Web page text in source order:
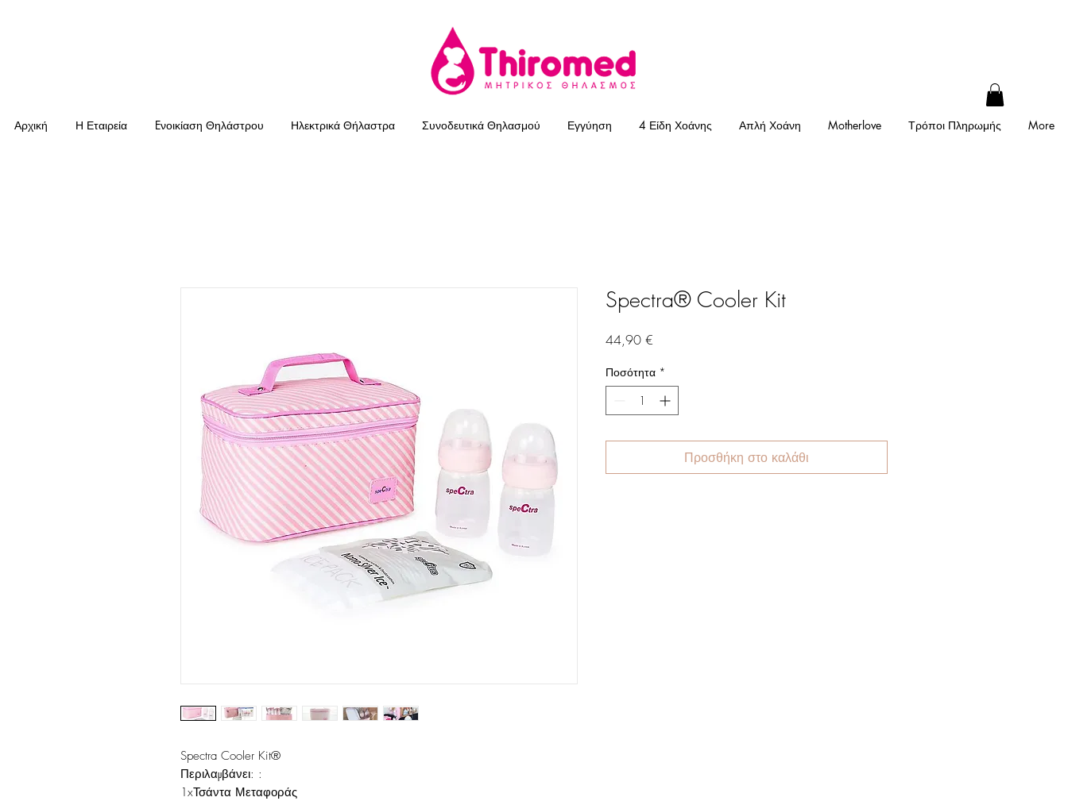
Αρχική Η Εταιρεία Eνοικίαση Θηλάστρου Ηλεκτρικά Θήλαστρα Συνοδευτικά Θηλασμού Εγγύηση 4 Είδη Χοάνης Απλή Χοάνη Motherlove Τρόποι Πληρωμής More
Spectra Cooler Kit®
Περιλαμβάνει: :
1xΤσάντα Μεταφοράς
Spectra® Cooler Kit
44,90 €
Ποσότητα *
Προσθήκη στο καλάθι